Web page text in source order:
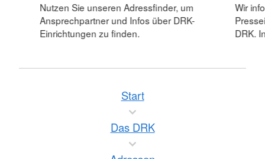
Nutzen Sie unseren Adressfinder, um
Ansprechpartner und Infos über DRK-
Einrichtungen zu finden.
Wir
DRK.
Start
Das DRK